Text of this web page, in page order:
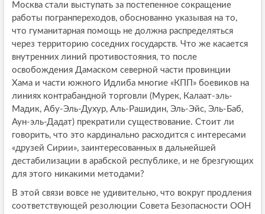
Москва стали выступать за постепенное сокращение
работы погранпереходов, обоснованно указывая на то,
что гуманитарная помощь не должна распределяться
через территорию соседних государств. Что же касается
внутренних линий противостояния, то после
освобождения Дамаском северной части провинции
Хама и части южного Идлиба многие «КПП» боевиков на
линиях контрабандной торговли (Мурек, Калаат-эль-
Мадик, Абу-Эль-Духур, Аль-Рашидин, Эль-Эйс, Эль-Баб,
Аун-эль-Дадат) прекратили существование. Стоит ли
говорить, что это кардинально расходится с интересами
«друзей Сирии», заинтересованных в дальнейшей
дестабилизации в арабской республике, и не брезгующих
для этого никакими методами?
В этой связи вовсе не удивительно, что вокруг продления
соответствующей резолюции Совета Безопасности ООН